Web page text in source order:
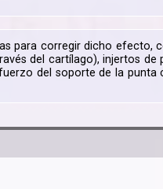
para corregir dicho efecto,
del cartílago), injertos de
del soporte de la